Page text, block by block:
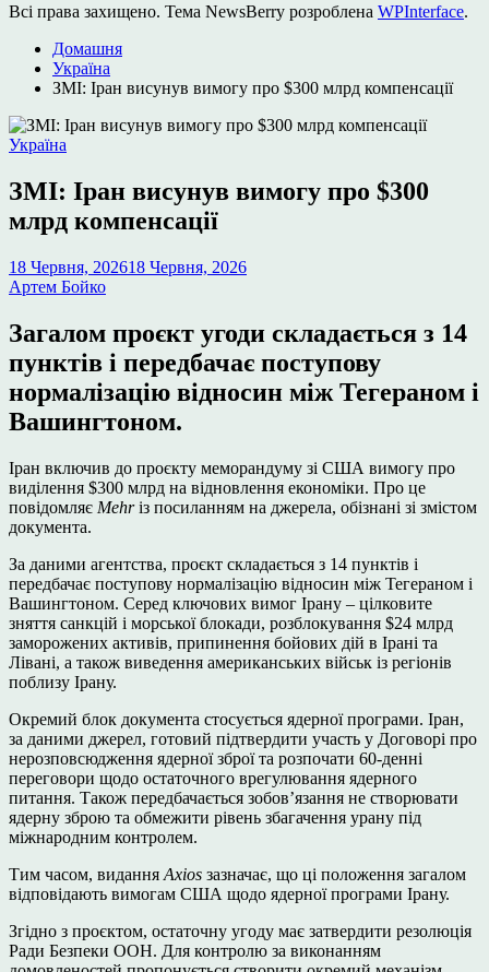
Всі права захищено. Тема NewsBerry розроблена WPInterface.
Домашня
Україна
ЗМІ: Іран висунув вимогу про $300 млрд компенсації
Опублікувати
Україна
ЗМІ: Іран висунув вимогу про $300
млрд компенсації
18 Червня, 202618 Червня, 2026
Артем Бойко
Загалом проєкт угоди складається з 14
пунктів і передбачає поступову
нормалізацію відносин між Тегераном і
Вашингтоном.
Іран включив до проєкту меморандуму зі США вимогу про
виділення $300 млрд на відновлення економіки. Про це
повідомляє Mehrіз посиланням на джерела, обізнані зі змістом
документа.
За даними агентства, проєкт складається з 14 пунктів і
передбачає поступову нормалізацію відносин між Тегераном і
Вашингтоном. Серед ключових вимог Ірану – цілковите
зняття санкцій і морської блокади, розблокування $24 млрд
заморожених активів, припинення бойових дій в Ірані та
Лівані, а також виведення американських військ із регіонів
поблизу Ірану.
Окремий блок документа стосується ядерної програми. Іран,
за даними джерел, готовий підтвердити участь у Договорі про
нерозповсюдження ядерної зброї та розпочати 60-денні
переговори щодо остаточного врегулювання ядерного
питання. Також передбачається зобов’язання не створювати
ядерну зброю та обмежити рівень збагачення урану під
міжнародним контролем.
Тим часом, видання Axios зазначає, що ці положення загалом
відповідають вимогам США щодо ядерної програми Ірану.
Згідно з проєктом, остаточну угоду має затвердити резолюція
Ради Безпеки ООН. Для контролю за виконанням